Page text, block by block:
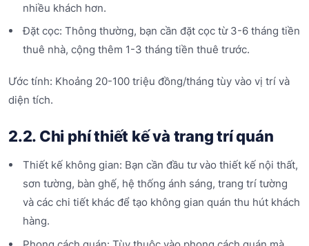
nhiều khách hơn.
Đặt cọc: Thông thường, bạn cần đặt cọc từ 3-6 tháng tiền
thuê nhà, cộng thêm 1-3 tháng tiền thuê trước.
Ước tính: Khoảng 20-100 triệu đồng/tháng tùy vào vị trí và
diện tích.
2.2. Chi phí thiết kế và trang trí quán
Thiết kế không gian: Bạn cần đầu tư vào thiết kế nội thất,
sơn tường, bàn ghế, hệ thống ánh sáng, trang trí tường
và các chi tiết khác để tạo không gian quán thu hút khách
hàng.